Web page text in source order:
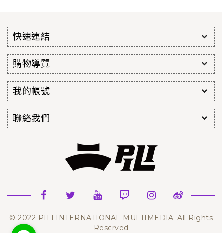
快速連結
購物導覽
我的帳號
聯絡我們
© 2022 PILI INTERNATIONAL MULTIMEDIA. All Rights
Reserved